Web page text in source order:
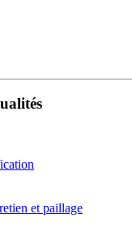
et paillage